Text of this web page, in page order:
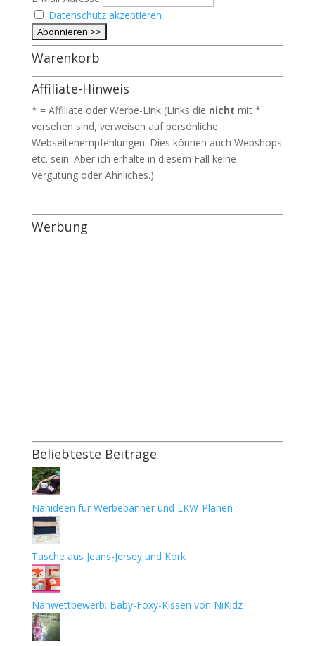
Datenschutz akzeptieren
Warenkorb
Affiliate-Hinweis
* = Affiliate oder Werbe-Link (Links die nicht mit *
versehen sind, verweisen auf persönliche
Webseitenempfehlungen. Dies können auch Webshops
etc. sein. Aber ich erhalte in diesem Fall keine
Vergütung oder Ähnliches.).
Werbung
Beliebteste Beiträge
Nähideen für Werbebanner und LKW-Planen
Tasche aus Jeans-Jersey und Kork
Nähwettbewerb: Baby-Foxy-Kissen von NiKidz